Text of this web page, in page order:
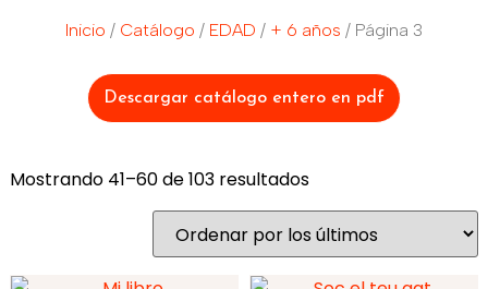
Inicio / Catálogo / EDAD / + 6 años / Página 3
Descargar catálogo entero en pdf
Mostrando 41–60 de 103 resultados